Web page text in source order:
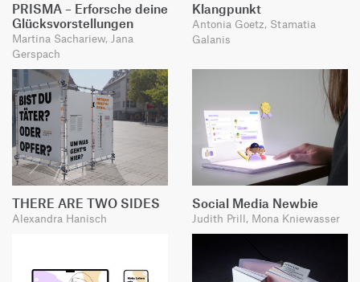
PRISMA – Erforsche deine
Glücksvorstellungen
Martina Sachariew, Jana
Gerspach
Klangpunkt
Antonia Goetz, Stamatia
Galanis
THERE ARE TWO SIDES
Alexandra Hanisch
Social Media Newbie
Judith Prill, Mona Kniewasser